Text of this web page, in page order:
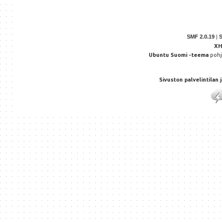
SMF 2.0.19 |
Ubuntu Suomi -teema
Sivuston palvelintilan